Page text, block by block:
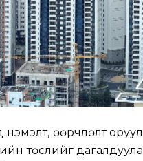
өөрчлөлт
төслийг